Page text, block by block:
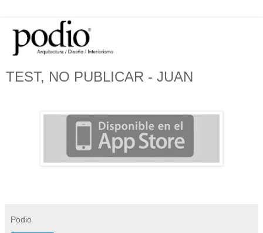
TEST, NO PUBLICAR - JUAN
Podio